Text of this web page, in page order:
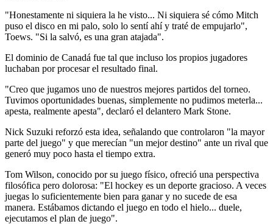
"Honestamente ni siquiera la he visto... Ni siquiera sé cómo Mitch
puso el disco en mi palo, solo lo sentí ahí y traté de empujarlo",
Toews. "Si la salvó, es una gran atajada".
El dominio de Canadá fue tal que incluso los propios jugadores
luchaban por procesar el resultado final.
"Creo que jugamos uno de nuestros mejores partidos del torneo.
Tuvimos oportunidades buenas, simplemente no pudimos meterla...
apesta, realmente apesta", declaró el delantero Mark Stone.
Nick Suzuki reforzó esta idea, señalando que controlaron "la mayor
parte del juego" y que merecían "un mejor destino" ante un rival que
generó muy poco hasta el tiempo extra.
Tom Wilson, conocido por su juego físico, ofreció una perspectiva
filosófica pero dolorosa: "El hockey es un deporte gracioso. A veces
juegas lo suficientemente bien para ganar y no sucede de esa
manera. Estábamos dictando el juego en todo el hielo... duele,
ejecutamos el plan de juego".